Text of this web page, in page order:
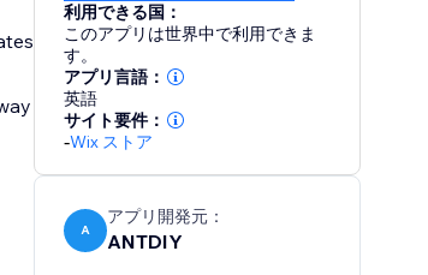
利用できる国：
このアプリは世界中で利用できま
す。
アプリ言語：
英語
サイト要件：
-Wix ストア
A
アプリ開発元：
ANTDIY